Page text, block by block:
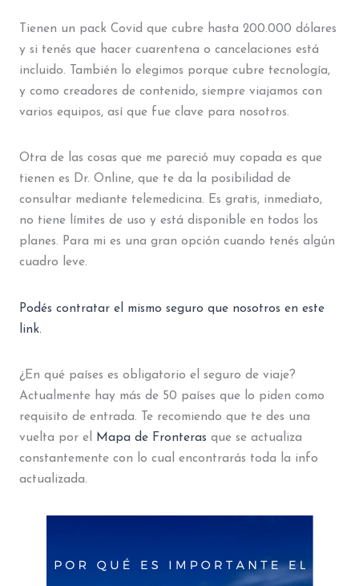
Tienen un pack Covid que cubre hasta 200.000 dólares
y si tenés que hacer cuarentena o cancelaciones está
incluido. También lo elegimos porque cubre tecnología,
y como creadores de contenido, siempre viajamos con
varios equipos, así que fue clave para nosotros.
Otra de las cosas que me pareció muy copada es que
tienen es Dr. Online, que te da la posibilidad de
consultar mediante telemedicina. Es gratis, inmediato,
no tiene límites de uso y está disponible en todos los
planes. Para mi es una gran opción cuando tenés algún
cuadro leve.
Podés contratar el mismo seguro que nosotros en este
link.
¿En qué países es obligatorio el seguro de viaje?
Actualmente hay más de 50 países que lo piden como
requisito de entrada. Te recomiendo que te des una
vuelta por el Mapa de Fronteras que se actualiza
constantemente con lo cual encontrarás toda la info
actualizada.